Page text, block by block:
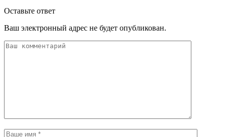
Оставьте ответ
Ваш электронный адрес не будет опубликован.